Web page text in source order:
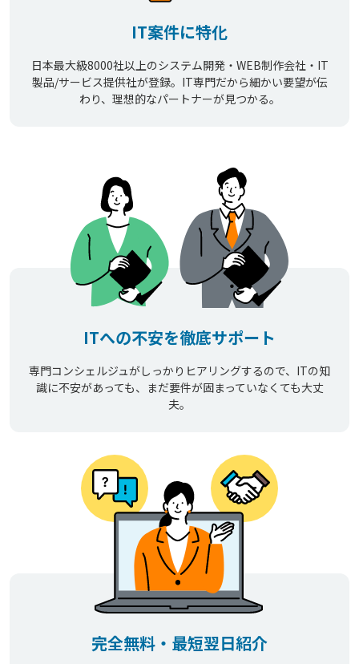
IT案件に特化
日本最大級8000社以上のシステム開発・WEB制作会社・IT
製品/サービス提供社が登録。IT専門だから細かい要望が伝
わり、理想的なパートナーが見つかる。
ITへの不安を徹底サポート
専門コンシェルジュがしっかりヒアリングするので、ITの知
識に不安があっても、まだ要件が固まっていなくても大丈
夫。
完全無料・最短翌日紹介